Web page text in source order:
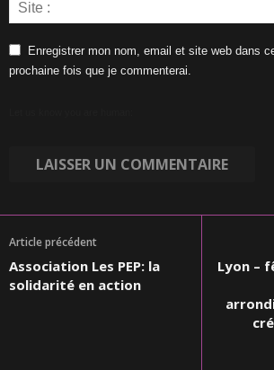
Enregistrer mon nom, email et site web dans
prochaine fois que je commenterai.
Article précédent
Association Les PEP: la
solidarité en action
Lyon –